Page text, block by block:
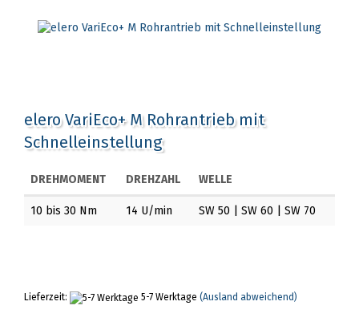
elero VariEco+ M Rohrantrieb mit
Schnelleinstellung
DREHMOMENT DREHZAHL WELLE
10 bis 30 Nm 14 U/min SW 50 | SW 60 | SW 70
Lieferzeit: 5-7 Werktage (Ausland abweichend)